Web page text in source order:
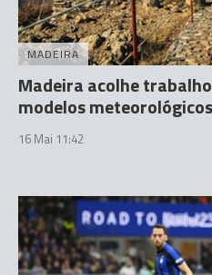
MADEIRA
Madeira acolhe
modelos
16 Mai 11:42